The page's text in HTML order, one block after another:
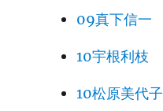
09真下信一
10宇根利枝
10松原美代子